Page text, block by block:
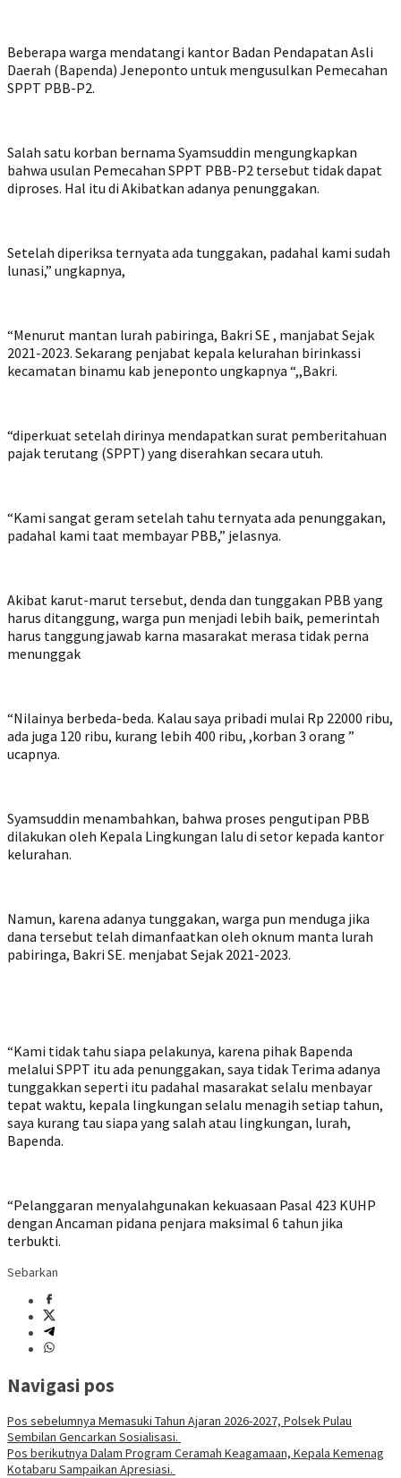
Beberapa warga mendatangi kantor Badan Pendapatan Asli
Daerah (Bapenda) Jeneponto untuk mengusulkan Pemecahan
SPPT PBB-P2.
Salah satu korban bernama Syamsuddin mengungkapkan
bahwa usulan Pemecahan SPPT PBB-P2 tersebut tidak dapat
diproses. Hal itu di Akibatkan adanya penunggakan.
Setelah diperiksa ternyata ada tunggakan, padahal kami sudah
lunasi,” ungkapnya,
“Menurut mantan lurah pabiringa, Bakri SE , manjabat Sejak
2021-2023. Sekarang penjabat kepala kelurahan birinkassi
kecamatan binamu kab jeneponto ungkapnya “,,Bakri.
“diperkuat setelah dirinya mendapatkan surat pemberitahuan
pajak terutang (SPPT) yang diserahkan secara utuh.
“Kami sangat geram setelah tahu ternyata ada penunggakan,
padahal kami taat membayar PBB,” jelasnya.
Akibat karut-marut tersebut, denda dan tunggakan PBB yang
harus ditanggung, warga pun menjadi lebih baik, pemerintah
harus tanggungjawab karna masarakat merasa tidak perna
menunggak
“Nilainya berbeda-beda. Kalau saya pribadi mulai Rp 22000 ribu,
ada juga 120 ribu, kurang lebih 400 ribu, ,korban 3 orang ”
ucapnya.
Syamsuddin menambahkan, bahwa proses pengutipan PBB
dilakukan oleh Kepala Lingkungan lalu di setor kepada kantor
kelurahan.
Namun, karena adanya tunggakan, warga pun menduga jika
dana tersebut telah dimanfaatkan oleh oknum manta lurah
pabiringa, Bakri SE. menjabat Sejak 2021-2023.
“Kami tidak tahu siapa pelakunya, karena pihak Bapenda
melalui SPPT itu ada penunggakan, saya tidak Terima adanya
tunggakkan seperti itu padahal masarakat selalu menbayar
tepat waktu, kepala lingkungan selalu menagih setiap tahun,
saya kurang tau siapa yang salah atau lingkungan, lurah,
Bapenda.
“Pelanggaran menyalahgunakan kekuasaan Pasal 423 KUHP
dengan Ancaman pidana penjara maksimal 6 tahun jika
terbukti.
Sebarkan
Navigasi pos
Pos sebelumnya Memasuki Tahun Ajaran 2026-2027, Polsek Pulau
Sembilan Gencarkan Sosialisasi.
Pos berikutnya Dalam Program Ceramah Keagamaan, Kepala Kemenag
Kotabaru Sampaikan Apresiasi.